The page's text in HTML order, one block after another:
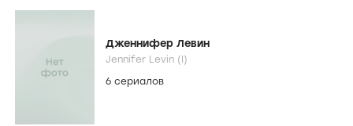
Дженнифер Левин
Jennifer Levin (I)
6 сериалов